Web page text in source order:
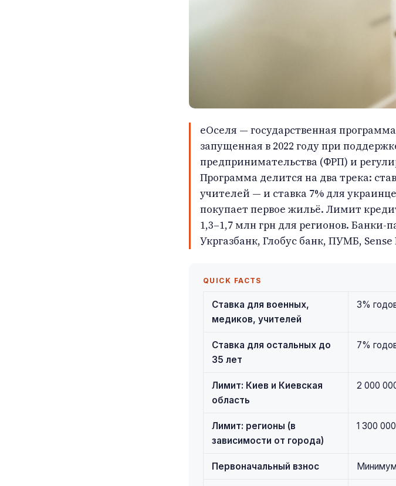
еОселя — государственная
запущенная в 2022 году при
предпринимательства (ФРП) и
Программа делится на два трека:
учителей — и ставка 7% для
покупает первое жильё. Лимит
1,3–1,7 млн грн для регионов.
Укргазбанк, Глобус банк, ПУМБ,
QUICK FACTS
Ставка для военных,
медиков, учителей
3%
Ставка для остальных до
35 лет
7%
Лимит: Киев и Киевская
область
2 000
Лимит: регионы (в
зависимости от города)
1 300
Первоначальный взнос